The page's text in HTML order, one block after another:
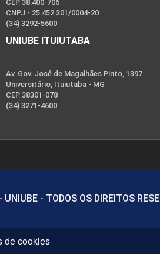
CEP. 38.400-706
CNPJ - 25.452.301/0004-20
(34) 3292-5600
UNIUBE ITUIUTABA
Av. Gov. José de Magalhães Pinto, 1397
Universitário, Ituiutaba - MG
CEP. 38301-078
(34) 3271-4600
- TODOS OS DIREITOS
de cookies